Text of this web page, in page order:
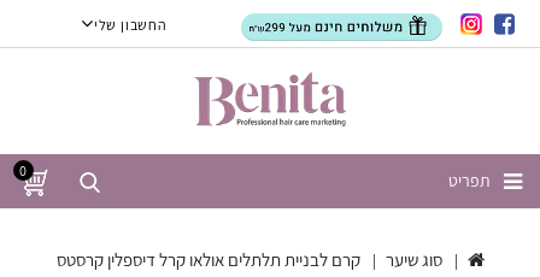
החשבון שלי
תפריט
סוג שיער קרם לבניית תלתלים אולאו קרל דיספלין קרסטס